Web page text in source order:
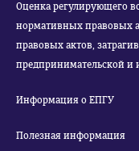
Оценка регулирующего
нормативных правовых
правовых актов,
предпринимательской и
Информация о ЕПГУ
Полезная информация